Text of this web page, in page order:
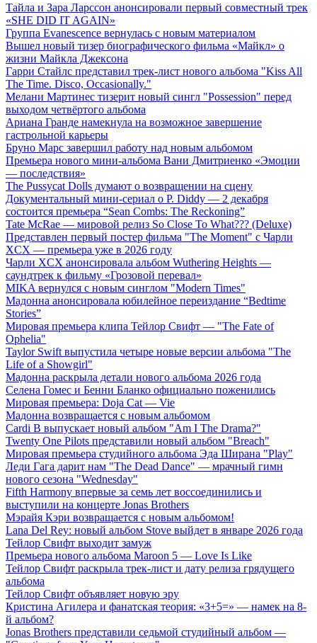
Тайла и Зара Ларссон анонсировали первый совместный трек
«SHE DID IT AGAIN»
Группа Evanescence вернулась с новым материалом
Вышел новый тизер биографического фильма «Майкл» о
жизни Майкла Джексона
Гарри Стайлс представил трек-лист нового альбома "Kiss All
The Time. Disco, Occasionally."
Мелани Мартинес тизерит новый сингл "Possession" перед
выходом четвёртого альбома
Ариана Гранде намекнула на возможное завершение
гастрольной карьеры
Бруно Марс завершил работу над новым альбомом
Премьера нового мини-альбома Вани Дмитриенко «Эмоции
— последствия»
The Pussycat Dolls думают о возвращении на сцену
Документальный мини-сериал о P. Diddy — 2 декабря
состоится премьера “Sean Combs: The Reckoning”
Tate McRae — мировой релиз So Close To What??? (Deluxe)
Представлен первый постер фильма "The Moment" с Чарли
XCX — премьера уже в 2026 году
Чарли XCX анонсировала альбом Wuthering Heights —
саундтрек к фильму «Грозовой перевал»
MIKA вернулся с новым синглом "Modern Times"
Мадонна анонсировала юбилейное переиздание “Bedtime
Stories”
Мировая премьера клипа Тейлор Свифт — "The Fate of
Ophelia"
Taylor Swift выпустила четыре новые версии альбома "The
Life of a Showgirl"
Мадонна раскрыла детали нового альбома 2026 года
Селена Гомес и Бенни Бланко официально поженились
Мировая премьера: Doja Cat — Vie
Мадонна возвращается с новым альбомом
Cardi B выпускает новый альбом "Am I The Drama?"
Twenty One Pilots представили новый альбом "Breach"
Мировая премьера студийного альбома Эда Ширана "Play"
Леди Гага дарит нам "The Dead Dance" — мрачный гимн
нового сезона "Wednesday"
Fifth Harmony впервые за семь лет воссоединились и
выступили на концерте Jonas Brothers
Мэрайя Кэри возвращается с новым альбомом!
Lana Del Rey: новый альбом Stove выйдет в январе 2026 года
Тейлор Свифт выходит замуж
Премьера нового альбома Maroon 5 — Love Is Like
Тейлор Свифт раскрыла трек-лист и дату релиза грядущего
альбома
Тейлор Свифт объявляет новую эру
Кристина Агилера и фанатская теория: «3+5=» — намек на 8-
й альбом?
Jonas Brothers представили седьмой студийный альбом —